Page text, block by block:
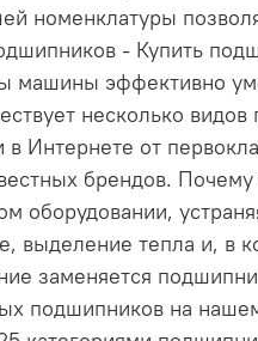
номенклатуры
- Купить
машины эффективно
несколько
Интернете от
брендов.
выделение тепла и, в
заменяется
подшипников на